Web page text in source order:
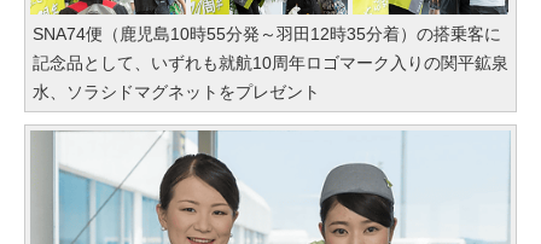
SNA74便（鹿児島10時55分発～羽田12時35分着）の搭乗客に
記念品として、いずれも就航10周年ロゴマーク入りの関平鉱泉
水、ソラシドマグネットをプレゼント